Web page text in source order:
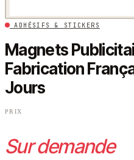
ADHÉSIFS & STICKERS
Magnets
Fabrication
Jours
PRIX
Sur demande